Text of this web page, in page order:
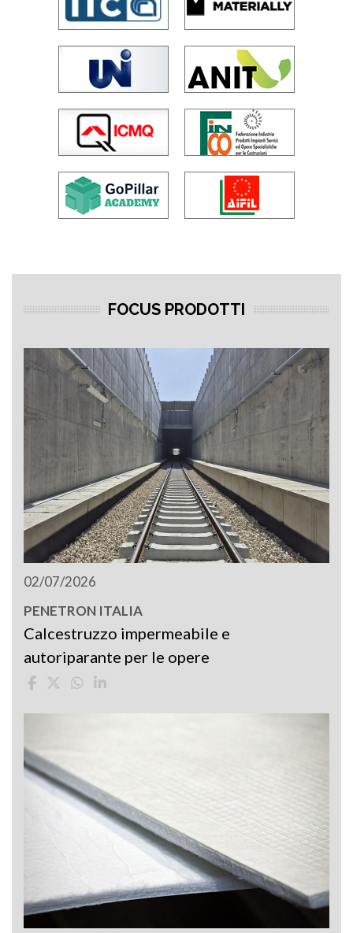
FOCUS PRODOTTI
02/07/2026
PENETRON ITALIA
Calcestruzzo impermeabile e
autoriparante per le opere